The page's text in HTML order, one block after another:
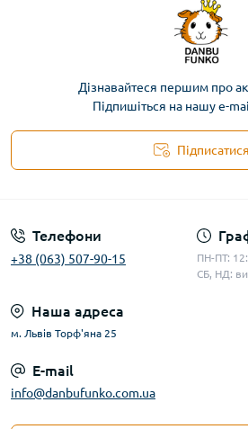
Дізнавайтеся першим про
Підпишіться на нашу e-
Підписатися
Телефони
+38 (063) 507-90-15
ПН-ПТ:
СБ, НД:
Наша адреса
м. Львів Торф'яна 25
E-mail
info@danbufunko.com.ua